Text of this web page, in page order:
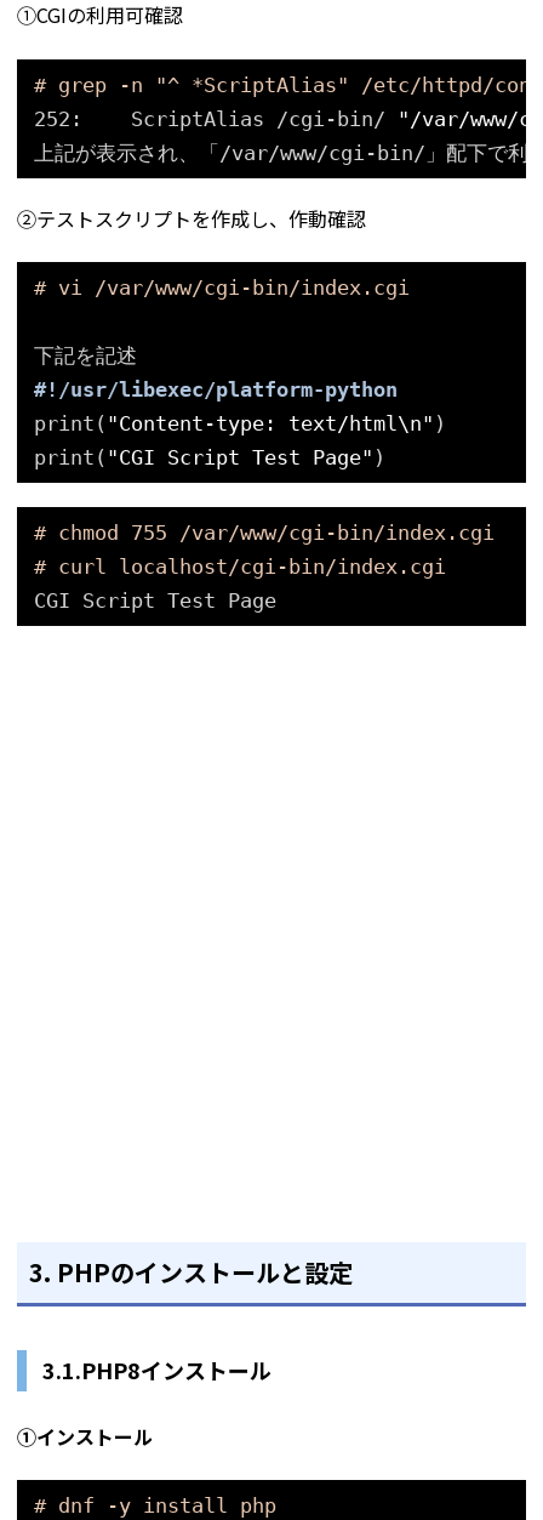
①CGIの利用可確認
# grep -n "^ *ScriptAlias" /etc/httpd/
252:    ScriptAlias /cgi-bin/
"/var/www/
上記が表示され、「/var/www/cgi-bin/ 」配下で利
②テストスクリプトを作成し、作動確認
# vi /var/www/cgi-bin/index.cgi
下記を記述
#!/usr/libexec/platform-python
print( "Content-type: text/html\n" )
print( "CGI Script Test Page" )
# chmod 755 /var/www/cgi-bin/index.cgi
# curl localhost/cgi-bin/index.cgi
CGI Script Test Page
3. PHPのインストールと設定
3.1.PHP8インストール
①インストール
# dnf -y install php